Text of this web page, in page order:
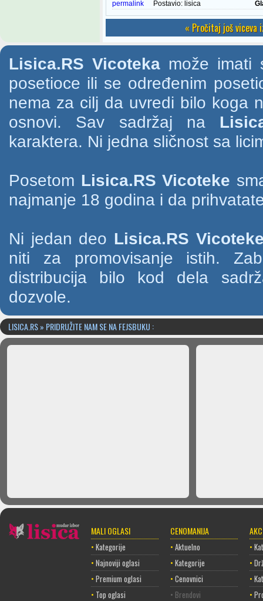
permalink Postavio: lisica
« Pročitaj još viceva
Lisica.RS Vicotekamože imati
posetioce ili se određenim
nema za cilj da uvredi bilo koga
osnovi. Sav sadržaj na
karaktera. Ni jedna sličnost sa
Posetom Lisica.RS Vicoteke
najmanje 18 godina i da
Ni jedan deo Lisica.RS
niti za promovisanje istih.
distribucija bilo kod dela
dozvole.
LISICA.RS » PRIDRUŽITE NAM SE NA FEJSBUKU :
MALI OGLASI
• Kategorije
• Najnoviji oglasi
• Premium oglasi
• Top oglasi
CENOMANIJA
• Aktuelno
• Kategorije
• Cenovnici
• Brendovi
•
•
•
•